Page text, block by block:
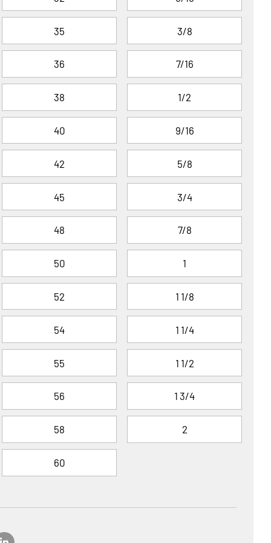
35
36
38
40
42
45
48
50
52
54
55
56
58
60
3/8
7/16
1/2
9/16
5/8
3/4
7/8
1
1 1/8
1 1/4
1 1/2
1 3/4
2